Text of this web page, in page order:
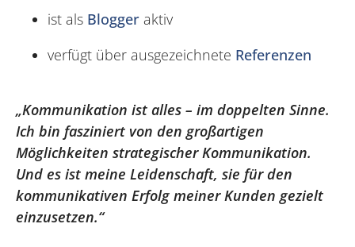
ist als Blogger aktiv
verfügt über ausgezeichnete Referenzen
„Kommunikation ist alles – im doppelten Sinne.
Ich bin fasziniert von den großartigen
Möglichkeiten strategischer Kommunikation.
Und es ist meine Leidenschaft, sie für den
kommunikativen Erfolg meiner Kunden gezielt
einzusetzen.“